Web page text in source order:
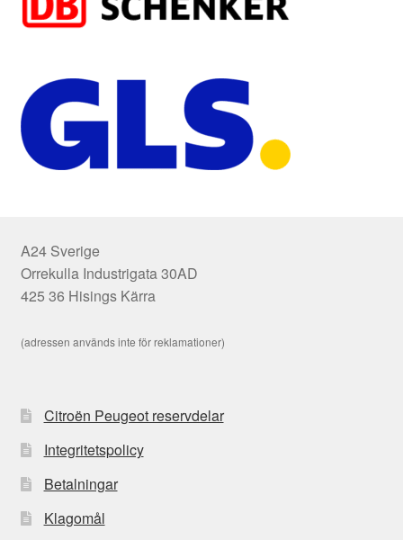
A24 Sverige
Orrekulla Industrigata 30AD
425 36 Hisings Kärra
(adressen används inte för reklamationer)
Citroën Peugeot reservdelar
Integritetspolicy
Betalningar
Klagomål